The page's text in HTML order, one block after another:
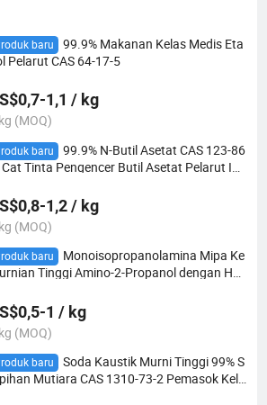
baru
99.9% Makanan Kelas Medis Eta
Pelarut CAS 64-17-5
1,1 / kg
(MOQ)
baru
99.9% N-Butil Asetat CAS 123-86
Tinta Pengencer Butil Asetat Pelarut Ind
1,2 / kg
(MOQ)
baru
Monoisopropanolamina Mipa Ke
Tinggi Amino-2-Propanol dengan Har
1 / kg
(MOQ)
baru
Soda Kaustik Murni Tinggi 99% S
Mutiara CAS 1310-73-2 Pemasok Kela